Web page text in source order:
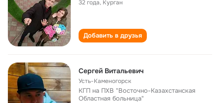
32 года, Курган
Добавить в друзья
Сергей Витальевич
Усть-Каменогорск
КГП на ПХВ "Восточно-Казахстанская
Областная больница"